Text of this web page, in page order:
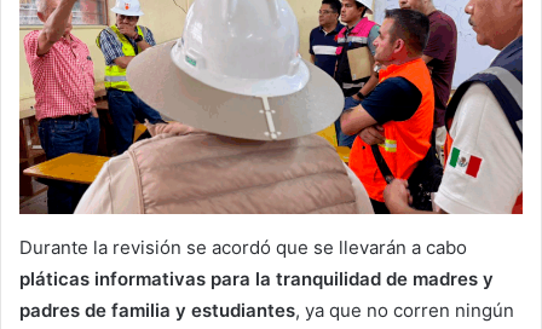
Durante la revisión se acordó que se llevarán a cabo
pláticas informativas para la tranquilidad de madres y
padres de familia y estudiantes, ya que no corren ningún